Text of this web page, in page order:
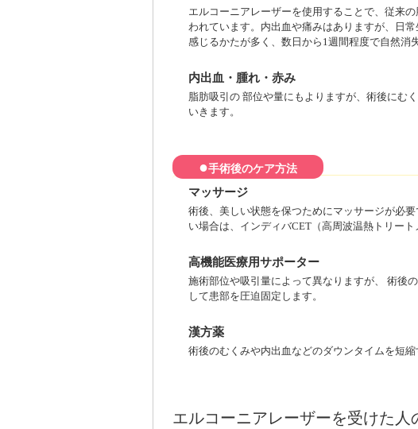
エルコーニアレーザーを使用することで、従来
われています。内出血や痛みはありますが、日
感じるかたが多く、数日から1週間程度で自然消
内出血・腫れ・赤み
脂肪吸引の 部位や量にもよりますが、術後にむ
いきます。
●手術後のケア方法
マッサージ
術後、美しい状態を保つためにマッサージが必
い場合は、インディバCET（高周波温熱トリー
高機能医療用サポーター
施術部位や吸引量によって異なりますが、 術後
して患部を圧迫固定します。
漢方薬
術後のむくみや内出血などのダウンタイムを短
エルコーニアレーザーを受けた人